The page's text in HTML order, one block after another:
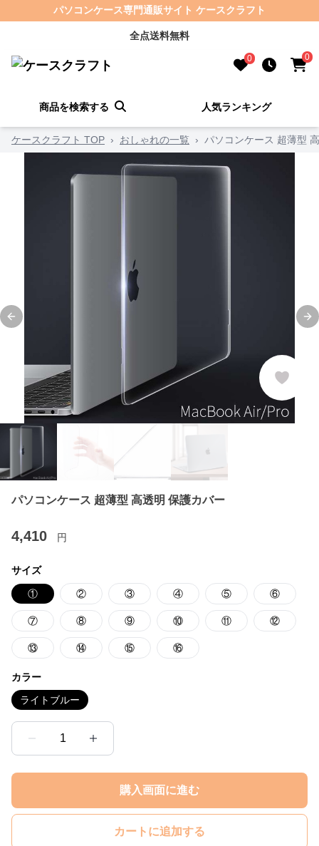
パソコンケース専門通販サイト ケースクラフト
全点送料無料
0 0
商品を検索する 人気ランキング
ケースクラフト TOP › おしゃれの一覧 › パソコンケース 超薄型
Previous slide
パソコンケース 超薄型 高透明 保護カバー
4,410 円
サイズ
① ② ③ ④ ⑤ ⑥
⑦ ⑧ ⑨ ⑩ ⑪ ⑫
⑬ ⑭ ⑮ ⑯
カラー
ライトブルー
1
購入画面に進む
カートに追加する